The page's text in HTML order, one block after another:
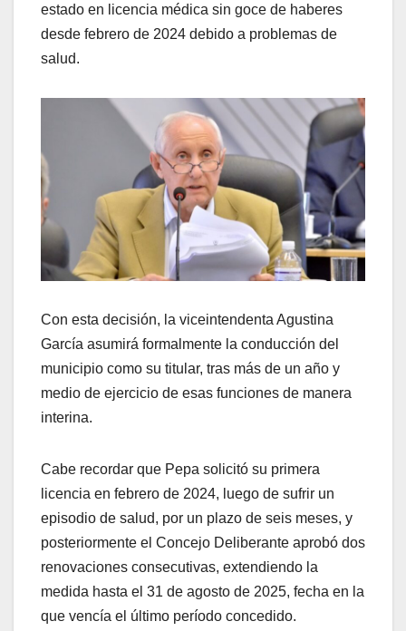
estado en licencia médica sin goce de haberes
desde febrero de 2024 debido a problemas de
salud.
Con esta decisión, la viceintendenta Agustina
García asumirá formalmente la conducción del
municipio como su titular, tras más de un año y
medio de ejercicio de esas funciones de manera
interina.
Cabe recordar que Pepa solicitó su primera
licencia en febrero de 2024, luego de sufrir un
episodio de salud, por un plazo de seis meses, y
posteriormente el Concejo Deliberante aprobó dos
renovaciones consecutivas, extendiendo la
medida hasta el 31 de agosto de 2025, fecha en la
que vencía el último período concedido.